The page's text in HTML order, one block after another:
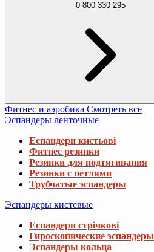
0 800 330 295
Фитнес и аэробика Смотреть все
Эспандеры ленточные
Еспандери кистьові
Фитнес резинки
Резинки для подтягивания
Резинки с петлями
Трубчатые эспандеры
Эспандеры кистевые
Еспандери стрічкові
Гироскопические эспандеры
Эспандеры кольца